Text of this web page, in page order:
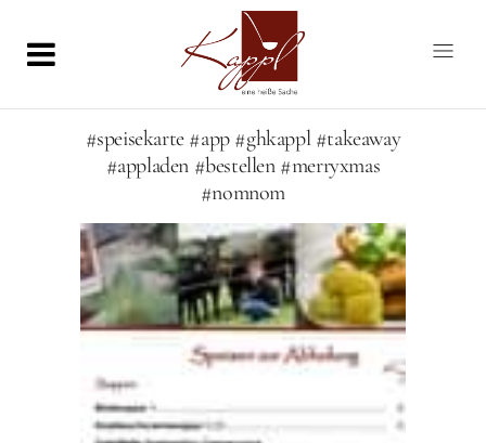
#speisekarte #app #ghkappl #takeaway
#appladen #bestellen #merryxmas
#nomnom